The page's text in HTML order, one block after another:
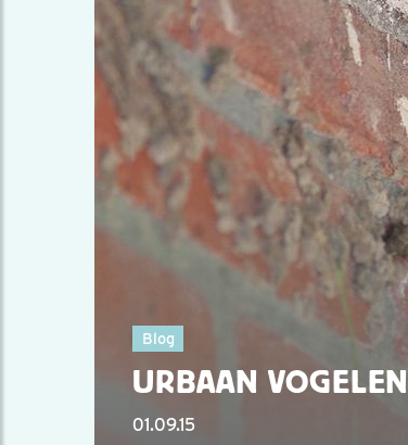
Blog
URBAAN VOGELEN
01.09.15